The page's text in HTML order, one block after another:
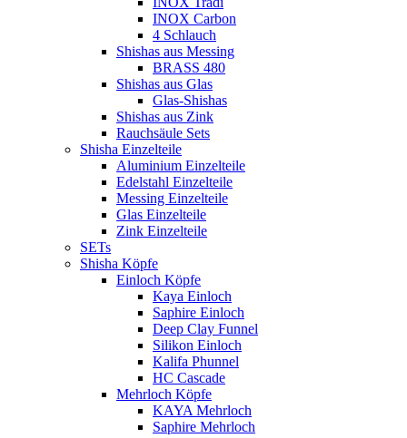
INOX Carbon
4 Schlauch
Shishas aus Messing
BRASS 480
Shishas aus Glas
Glas-Shishas
Shishas aus Zink
Rauchsäule Sets
Shisha Einzelteile
Aluminium Einzelteile
Edelstahl Einzelteile
Messing Einzelteile
Glas Einzelteile
Zink Einzelteile
SETs
Shisha Köpfe
Einloch Köpfe
Kaya Einloch
Saphire Einloch
Deep Clay Funnel
Silikon Einloch
Kalifa Phunnel
HC Cascade
Mehrloch Köpfe
KAYA Mehrloch
Saphire Mehrloch